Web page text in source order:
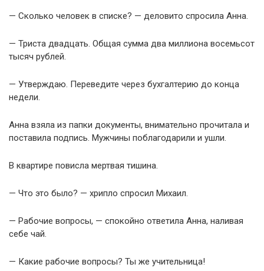
— Сколько человек в списке? — деловито спросила Анна.
— Триста двадцать. Общая сумма два миллиона восемьсот
тысяч рублей.
— Утверждаю. Переведите через бухгалтерию до конца
недели.
Анна взяла из папки документы, внимательно прочитала и
поставила подпись. Мужчины поблагодарили и ушли.
В квартире повисла мертвая тишина.
— Что это было? — хрипло спросил Михаил.
— Рабочие вопросы, — спокойно ответила Анна, наливая
себе чай.
— Какие рабочие вопросы? Ты же учительница!